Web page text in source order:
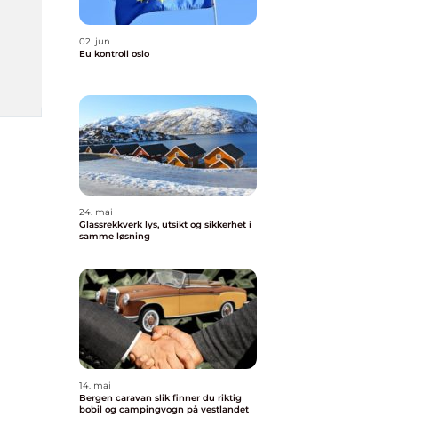
02. jun
Eu kontroll oslo
24. mai
Glassrekkverk lys, utsikt og sikkerhet i
samme løsning
14. mai
Bergen caravan slik finner du riktig
bobil og campingvogn på vestlandet